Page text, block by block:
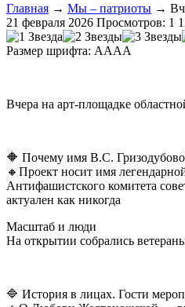
Главная → Мы – патриоты →
21 февраля 2026 Просмотров: 1
Размер шрифта: AAAA
Вчера на арт-площадке
🔶 Почему имя В.С.
🔸Проект носит имя
Антифашистского комитета
актуален как никогда
Масштаб и люди
На открытии собрались
🔷 История в лицах. Гости